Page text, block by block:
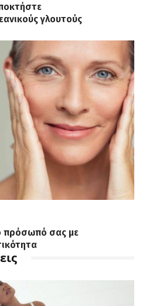
γλουτούς
πρόσωπό σας με